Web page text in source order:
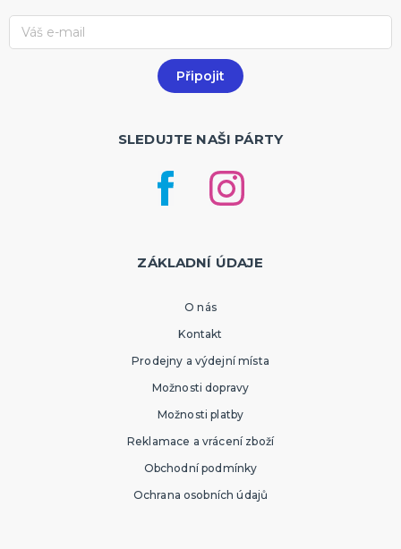
SLEDUJTE NAŠI PÁRTY
ZÁKLADNÍ ÚDAJE
O nás
Kontakt
Prodejny a výdejní místa
Možnosti dopravy
Možnosti platby
Reklamace a vrácení zboží
Obchodní podmínky
Ochrana osobních údajů